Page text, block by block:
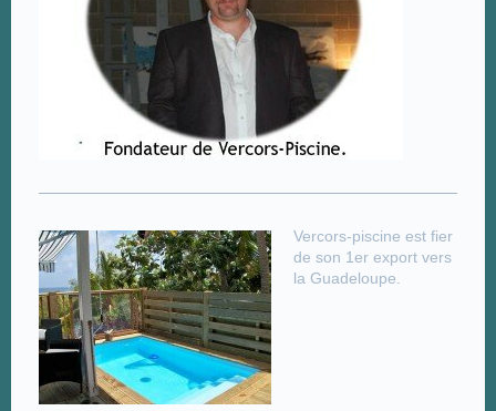
Vercors-piscine est fier
de son 1er export vers
la Guadeloupe.